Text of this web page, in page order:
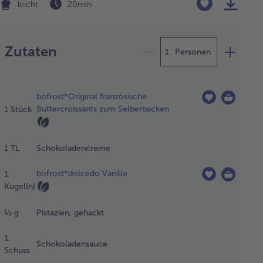
leicht 20 min
Zutaten Personen
1 Stück
bofrost*Original französische
Buttercroissants zum Selberbacken
1 TL Schokoladencreme
1
Kugel(n)
bofrost*dolcedo Vanille
½ g Pistazien, gehackt
1
Schuss
Schokoladensauce